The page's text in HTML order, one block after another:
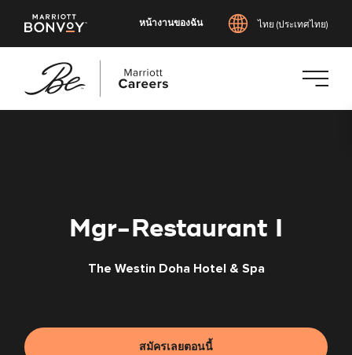
หน้างานของฉัน ไทย (ประเทศไทย)
Mgr-Restaurant I
The Westin Doha Hotel & Spa
สมัครเลยตอนนี้